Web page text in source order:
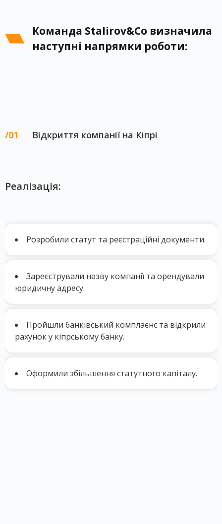
Команда Stalirov&Co визначила
наступні напрямки роботи:
Відкриття компанії на Кіпрі
Реалізація:
Розробили статут та реєстраційні документи.
Зареєстрували назву компанії та орендували
юридичну адресу.
Пройшли банківський комплаєнс та відкрили
рахуноку кіпрському банку.
Оформили збільшення статутного капіталу.